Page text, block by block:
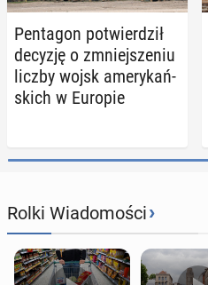
Pen­ta­gon po­twier­dził
decyzję o zmniej­sze­niu
liczby wojsk ame­ry­kań­
skich w Europie
Rolki Wiadomości›